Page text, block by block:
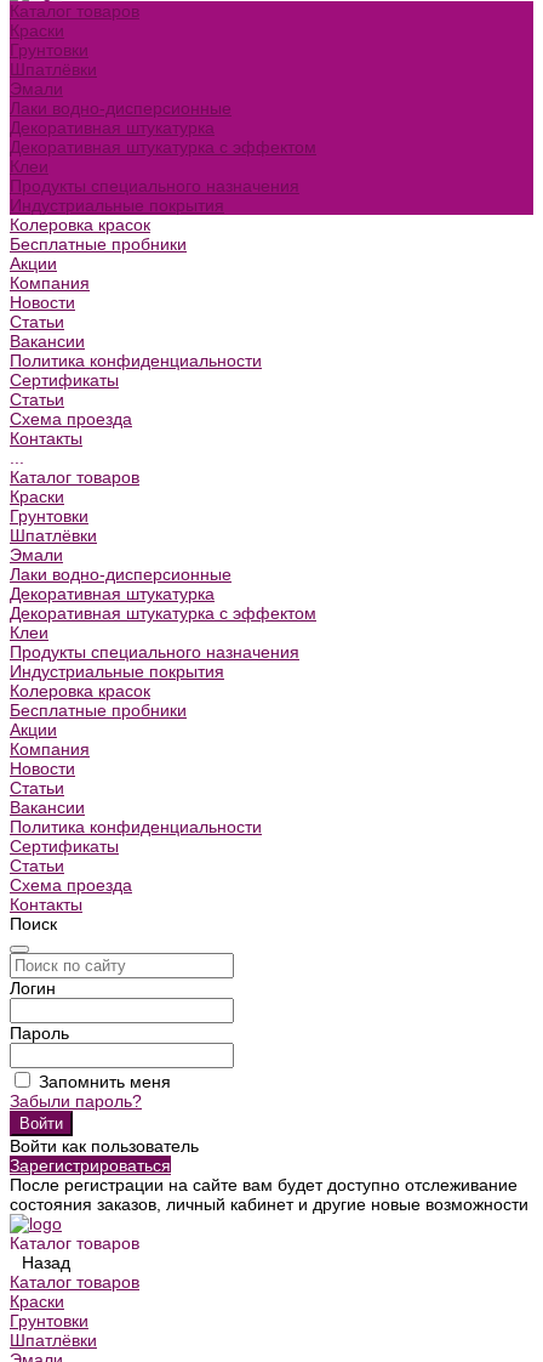
Каталог товаров
Краски
Грунтовки
Шпатлёвки
Эмали
Лаки водно-дисперсионные
Декоративная штукатурка
Декоративная штукатурка с эффектом
Клеи
Продукты специального назначения
Индустриальные покрытия
Колеровка красок
Бесплатные пробники
Акции
Компания
Новости
Статьи
Вакансии
Политика конфиденциальности
Сертификаты
Статьи
Схема проезда
Контакты
Каталог товаров
Краски
Грунтовки
Шпатлёвки
Эмали
Лаки водно-дисперсионные
Декоративная штукатурка
Декоративная штукатурка с эффектом
Клеи
Продукты специального назначения
Индустриальные покрытия
Колеровка красок
Бесплатные пробники
Акции
Компания
Новости
Статьи
Вакансии
Политика конфиденциальности
Сертификаты
Статьи
Схема проезда
Контакты
Поиск
Логин
Пароль
Запомнить меня
Забыли пароль?
Войти как пользователь
Зарегистрироваться
После регистрации на сайте вам будет доступно отслеживание
состояния заказов, личный кабинет и другие новые возможности
Каталог товаров
Назад
Каталог товаров
Краски
Грунтовки
Шпатлёвки